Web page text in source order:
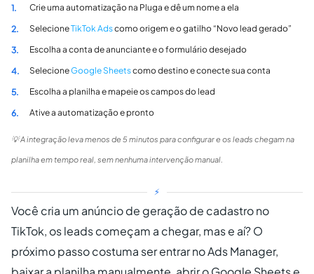
1. Crie uma automatização na Pluga e dê um nome a ela
2. SelecioneTikTok Adscomo origem e o gatilho “Novo lead gerado”
3. Escolha a conta de anunciante e o formulário desejado
4. SelecioneGoogle Sheetscomo destino e conecte sua conta
5. Escolha a planilha e mapeie os campos do lead
6. Ative a automatização e pronto
💡 A integração leva menos de 5 minutos para configurar e os leads chegam na
planilha em tempo real, sem nenhuma intervenção manual.
⚡
Você cria um anúncio de geração de cadastro no
TikTok, os leads começam a chegar, mas e aí? O
próximo passo costuma ser entrar no Ads Manager,